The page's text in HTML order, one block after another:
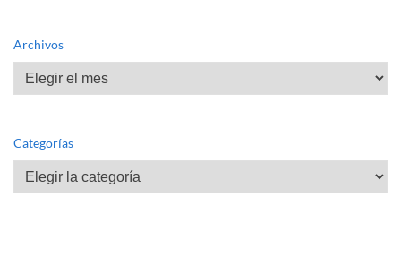
Archivos
Archivos
Categorías
Categorías